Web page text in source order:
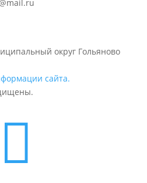
округ Гольяново
сайта.
